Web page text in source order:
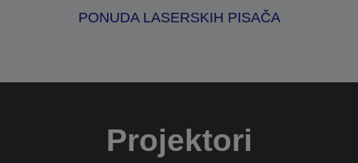
PONUDA LASERSKIH PISAČA
Projektori